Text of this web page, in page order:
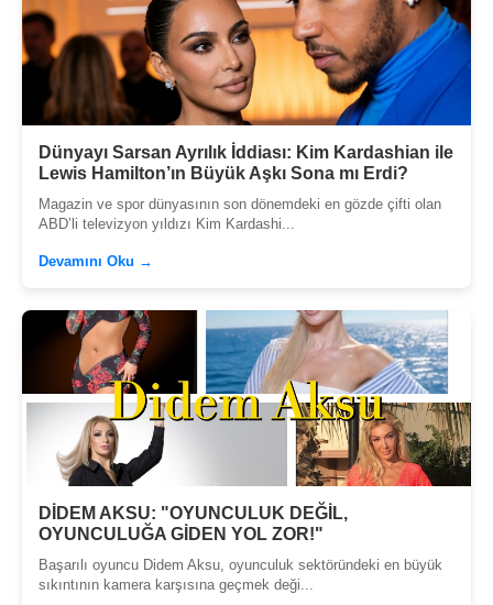
Dünyayı Sarsan Ayrılık İddiası: Kim Kardashian ile
Lewis Hamilton’ın Büyük Aşkı Sona mı Erdi?
Magazin ve spor dünyasının son dönemdeki en gözde çifti olan
ABD’li televizyon yıldızı Kim Kardashi...
Devamını Oku →
DİDEM AKSU: "OYUNCULUK DEĞİL,
OYUNCULUĞA GİDEN YOL ZOR!"
Başarılı oyuncu Didem Aksu, oyunculuk sektöründeki en büyük
sıkıntının kamera karşısına geçmek deği...